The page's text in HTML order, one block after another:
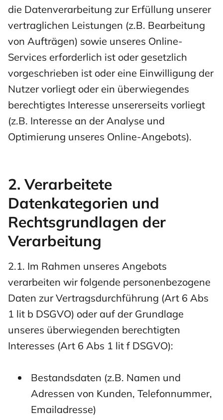
die Datenverarbeitung zur Erfüllung unserer
vertraglichen Leistungen (z.B. Bearbeitung
von Aufträgen) sowie unseres Online-
Services erforderlich ist oder gesetzlich
vorgeschrieben ist oder eine Einwilligung der
Nutzer vorliegt oder ein überwiegendes
berechtigtes Interesse unsererseits vorliegt
(z.B. Interesse an der Analyse und
Optimierung unseres Online-Angebots).
2. Verarbeitete
Datenkategorien und
Rechtsgrundlagen der
Verarbeitung
2.1. Im Rahmen unseres Angebots
verarbeiten wir folgende personenbezogene
Daten zur Vertragsdurchführung (Art 6 Abs
1 lit b DSGVO) oder auf der Grundlage
unseres überwiegenden berechtigten
Interesses (Art 6 Abs 1 lit f DSGVO):
Bestandsdaten (z.B. Namen und
Adressen von Kunden, Telefonnummer,
Emailadresse)